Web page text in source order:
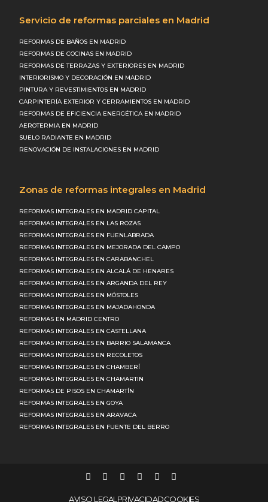
Servicio de reformas parciales en Madrid
REFORMAS DE BAÑOS EN MADRID
REFORMAS DE COCINAS EN MADRID
REFORMAS DE TERRAZAS Y EXTERIORES EN MADRID
INTERIORISMO Y DECORACIÓN EN MADRID
PINTURA Y REVESTIMIENTOS EN MADRID
CARPINTERÍA EXTERIOR Y CERRAMIENTOS EN MADRID
REFORMAS DE EFICIENCIA ENERGÉTICA EN MADRID
AEROTERMIA EN MADRID
SUELO RADIANTE EN MADRID
RENOVACIÓN DE INSTALACIONES EN MADRID
Zonas de reformas integrales en Madrid
REFORMAS INTEGRALES EN MADRID CAPITAL
REFORMAS INTEGRALES EN LAS ROZAS
REFORMAS INTEGRALES EN FUENLABRADA
REFORMAS INTEGRALES EN MEJORADA DEL CAMPO
REFORMAS INTEGRALES EN CARABANCHEL
REFORMAS INTEGRALES EN ALCALÁ DE HENARES
REFORMAS INTEGRALES EN ARGANDA DEL REY
REFORMAS INTEGRALES EN MÓSTOLES
REFORMAS INTEGRALES EN MAJADAHONDA
REFORMAS EN MADRID CENTRO
REFORMAS INTEGRALES EN CASTELLANA
REFORMAS INTEGRALES EN BARRIO SALAMANCA
REFORMAS INTEGRALES EN RECOLETOS
REFORMAS INTEGRALES EN CHAMBERÍ
REFORMAS INTEGRALES EN CHAMARTIN
REFORMAS DE PISOS EN CHAMARTÍN
REFORMAS INTEGRALES EN GOYA
REFORMAS INTEGRALES EN ARAVACA
REFORMAS INTEGRALES EN FUENTE DEL BERRO
AVISO LEGAL PRIVACIDADCOOKIES